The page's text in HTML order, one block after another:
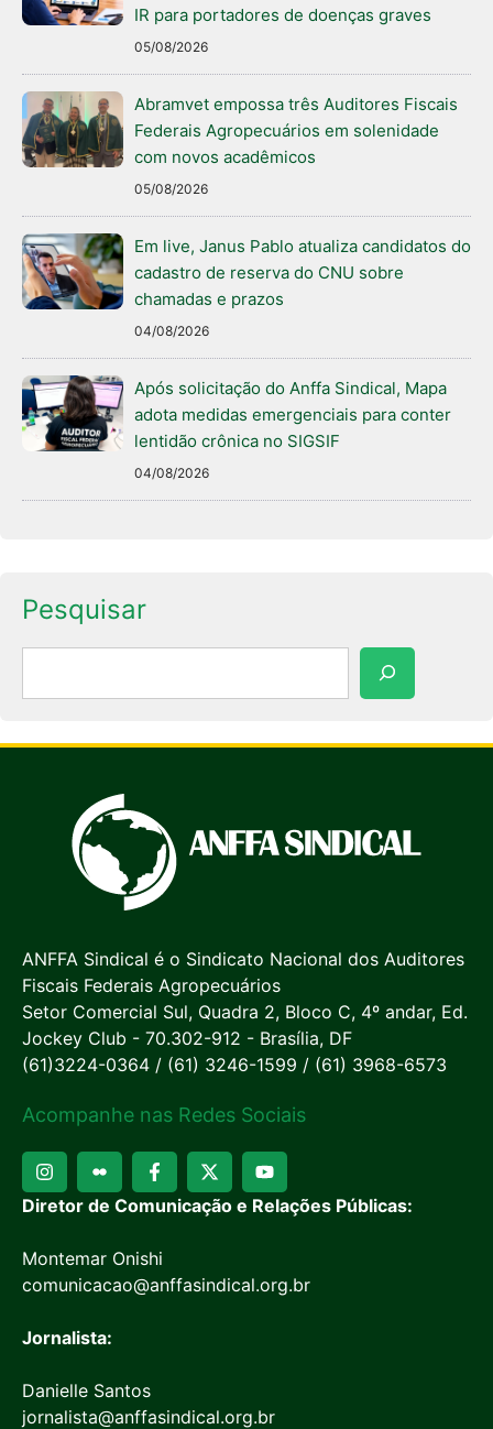
IR para portadores de doenças graves
05/08/2026
Abramvet empossa três Auditores Fiscais
Federais Agropecuários em solenidade
com novos acadêmicos
05/08/2026
Em live, Janus Pablo atualiza candidatos do
cadastro de reserva do CNU sobre
chamadas e prazos
04/08/2026
Após solicitação do Anffa Sindical, Mapa
adota medidas emergenciais para conter
lentidão crônica no SIGSIF
04/08/2026
Pesquisar
ANFFA Sindical é o Sindicato Nacional dos Auditores
Fiscais Federais Agropecuários
Setor Comercial Sul, Quadra 2, Bloco C, 4º andar, Ed.
Jockey Club - 70.302-912 - Brasília, DF
(61)3224-0364 / (61) 3246-1599 / (61) 3968-6573
Acompanhe nas Redes Sociais
Diretor de Comunicação e Relações Públicas:
Montemar Onishi
comunicacao@anffasindical.org.br
Jornalista:
Danielle Santos
jornalista@anffasindical.org.br